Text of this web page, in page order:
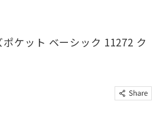
ケット ベーシック 11272 ク